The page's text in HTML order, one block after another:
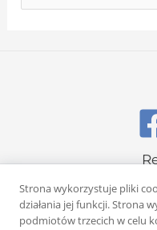
Strona wykorzystuje pliki
działania jej funkcji. Strona
podmiotów trzecich w celu